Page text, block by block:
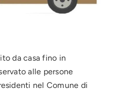
da casa fino in
alle persone
nel Comune di